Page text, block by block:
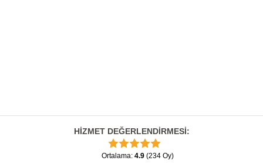
HİZMET DEĞERLENDİRMESİ:
Ortalama: 4.9 (234 Oy)